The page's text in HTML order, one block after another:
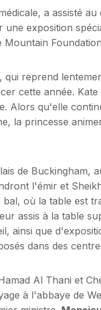
a assisté
exposition
reprend
cette année.
Alors qu'elle
la princesse
de Buckingham,
l'émir et
où la table est
assis à la table
ainsi que
dans des
Al Thani et
à l'abbaye de